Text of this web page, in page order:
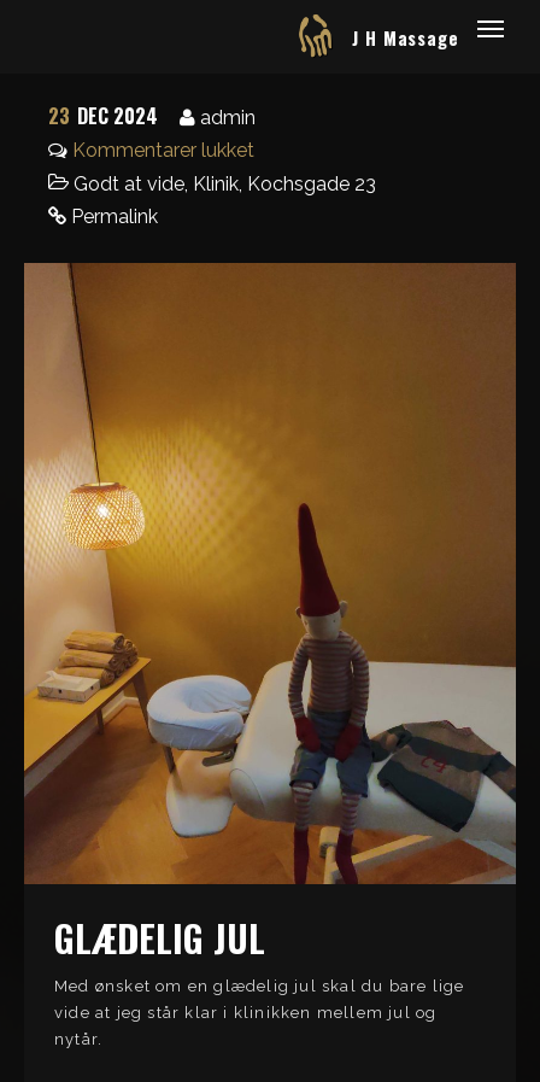
J H Massage
23 DEC 2024
admin
Kommentarer lukket
Godt at vide, Klinik, Kochsgade 23
Permalink
GLÆDELIG JUL
Med ønsket om en glædelig jul skal du bare lige
vide at jeg står klar i klinikken mellem jul og
nytår.